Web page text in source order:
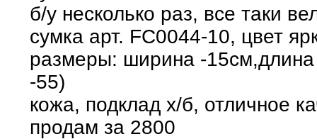
б/у несколько раз, все таки
сумка арт. FC0044-10, цвет
размеры: ширина -
-55)
кожа, подклад х/б, отличное
продам за 2800